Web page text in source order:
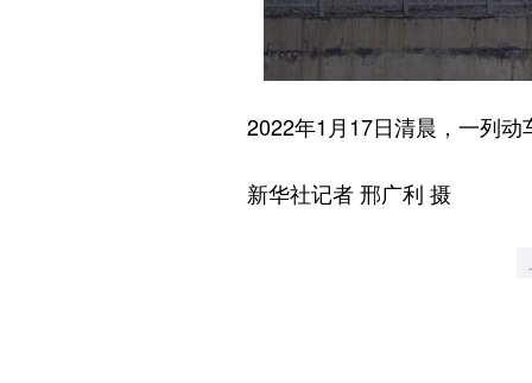
2022年1月17日清晨，一列动
新华社记者 邢广利 摄